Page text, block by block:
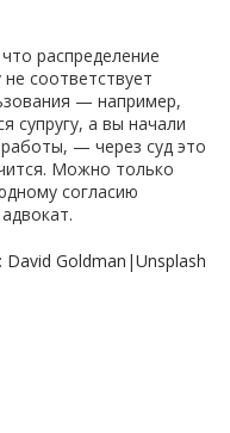
распределение
соответствует
— например,
супругу, а вы начали
— через суд это
Можно только
согласию
David Goldman |Unsplash